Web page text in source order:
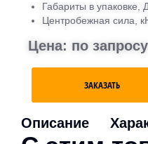
Габариты в
Центробежная сила,
Цена: по запросу
ЗАКАЗАТЬ
Описание